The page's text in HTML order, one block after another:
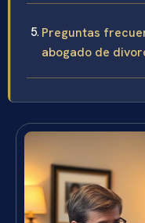
Preguntas
abogado de